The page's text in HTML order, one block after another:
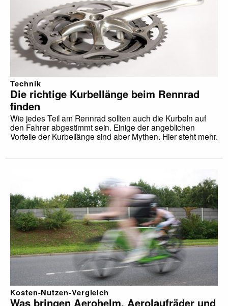
Technik
Die richtige Kurbellänge beim Rennrad
finden
Wie jedes Teil am Rennrad sollten auch die Kurbeln auf
den Fahrer abgestimmt sein. Einige der angeblichen
Vorteile der Kurbellänge sind aber Mythen. Hier steht mehr.
Kosten-Nutzen-Vergleich
Was bringen Aerohelm, Aerolaufräder und